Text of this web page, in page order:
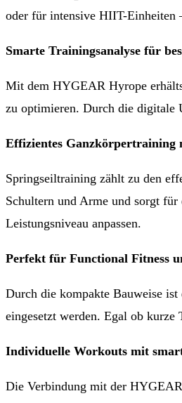
oder für intensive HIIT-Einheiten
Smarte Trainingsanalyse für
Mit dem HYGEAR Hyrope
zu optimieren. Durch die digitale
Effizientes
Springseiltraining zählt zu den
Schultern und Arme und sorgt
Leistungsniveau anpassen.
Perfekt für Functional Fitness
Durch die kompakte Bauweise
eingesetzt werden. Egal ob
Individuelle Workouts mit
Die Verbindung mit der